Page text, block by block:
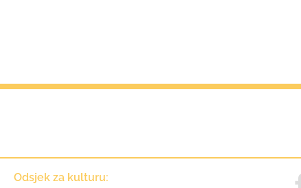
Odsjek za kulturu: